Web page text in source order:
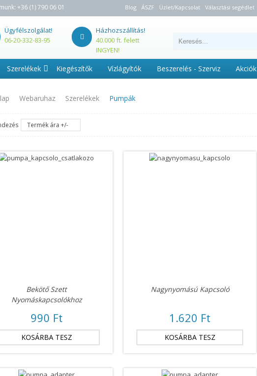
+36 (1) 790 06 01 Blog ÁSZF Üzlet/Kapcsolat Választási segédlet
Ügyfélszolgálat!
06-20-332-83-95
Házhozszállítás!
40.000 ft. felett
INGYEN!
Szerelékek Kiegészítők Vízlágyítók Beszerelés - Szerviz Akciók
Webaruhaz Szerelékek Pumpák
Termék ára +/-
Bekötő Szett
Nyomáskapcsolókhoz
990 Ft
Nagynyomású Kapcsoló
1.620 Ft